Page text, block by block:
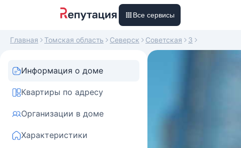
Все сервисы
Главная Томская область Северск Советская 3
Информация о доме
Квартиры по адресу
Организации в доме
Характеристики